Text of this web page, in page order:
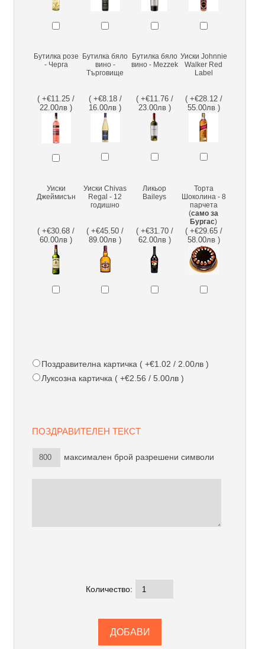
Бутилка розе
- Черга
( +€11.25 /
22.00лв )
Бутилка бяло
вино -
Търговище
( +€8.18 /
16.00лв )
Бутилка бяло
вино - Mezzek
( +€11.76 /
23.00лв )
Уиски Johnnie
Walker Red
Label
( +€28.12 /
55.00лв )
Уиски
Джеймисън
( +€30.68 /
60.00лв )
Уиски Chivas
Regal - 12
годишно
( +€45.50 /
89.00лв )
Ликьор
Baileys
( +€31.70 /
62.00лв )
Торта
Шоколина - 8
парчета
(само за
Бургас)
( +€29.65 /
58.00лв )
Поздравителна картичка ( +€1.02 / 2.00лв )
Луксозна картичка ( +€2.56 / 5.00лв )
ПОЗДРАВИТЕЛЕН ТЕКСТ
максимален брой разрешени символи
Количество: